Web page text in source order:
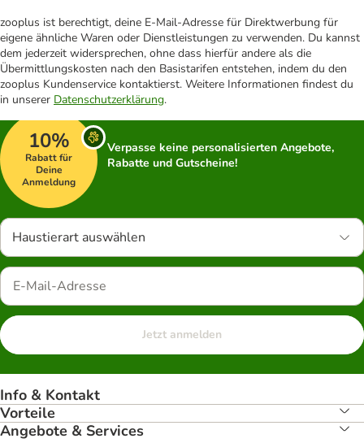
zooplus ist berechtigt, deine E-Mail-Adresse für Direktwerbung für
eigene ähnliche Waren oder Dienstleistungen zu verwenden. Du kannst
dem jederzeit widersprechen, ohne dass hierfür andere als die
Übermittlungskosten nach den Basistarifen entstehen, indem du den
zooplus Kundenservice kontaktierst. Weitere Informationen findest du
in unserer Datenschutzerklärung.
10%
Rabatt für
Deine
Anmeldung
Verpasse keine personalisierten Angebote,
Rabatte und Gutscheine!
Haustierart auswählen
Jetzt anmelden
Info & Kontakt
Vorteile
Angebote & Services